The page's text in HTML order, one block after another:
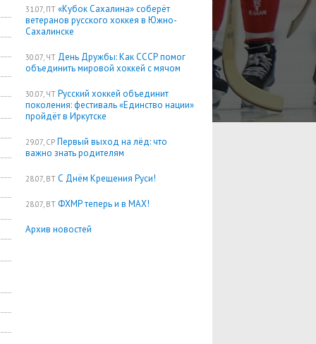
31.07, ПТ «Кубок Сахалина» соберёт
ветеранов русского хоккея в Южно-
Сахалинске
30.07, ЧТ День Дружбы: Как СССР помог
объединить мировой хоккей с мячом
30.07, ЧТ Русский хоккей объединит
поколения: фестиваль «Единство нации»
пройдёт в Иркутске
29.07, СР Первый выход на лёд: что
важно знать родителям
28.07, ВТ С Днём Крещения Руси!
28.07, ВТ ФХМР теперь и в MAX!
Архив новостей